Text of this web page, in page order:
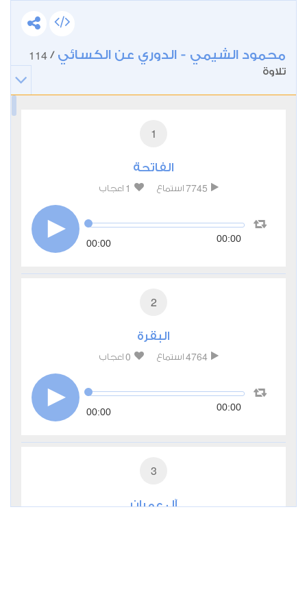
محمود الشيمي - الدوري عن الكسائي /
114
تلاوة
1
الفاتحة
7745 استماع 1 اعجاب
00:00 00:00
2
البقرة
4764 استماع 0 اعجاب
00:00 00:00
3
آل عمران